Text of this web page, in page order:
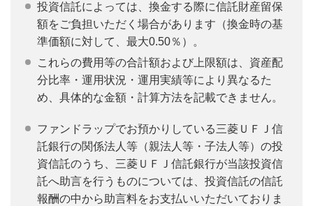
投資信託によっては、換金する際に信託財産留保
額をご負担いただく場合があります（換金時の基
準価額に対して、最大0.50％）。
これらの費用等の合計額および上限額は、資産配
分比率・運用状況・運用実績等により異なるた
め、具体的な金額・計算方法を記載できません。
ファンドラップでお預かりしている三菱ＵＦＪ信
託銀行の関係法人等（親法人等・子法人等）の投
資信託のうち、三菱ＵＦＪ信託銀行が当該投資信
託へ助言を行うものについては、投資信託の信託
報酬の中から助言料をお支払いいただいておりま